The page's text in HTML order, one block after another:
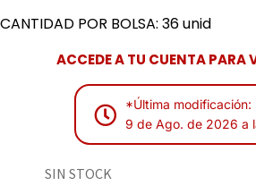
CANTIDAD POR BOLSA: 36 unid
ACCEDE A TU CUENTA PARA
*Última modificación:
9 de Ago. de 2026 a
SIN STOCK